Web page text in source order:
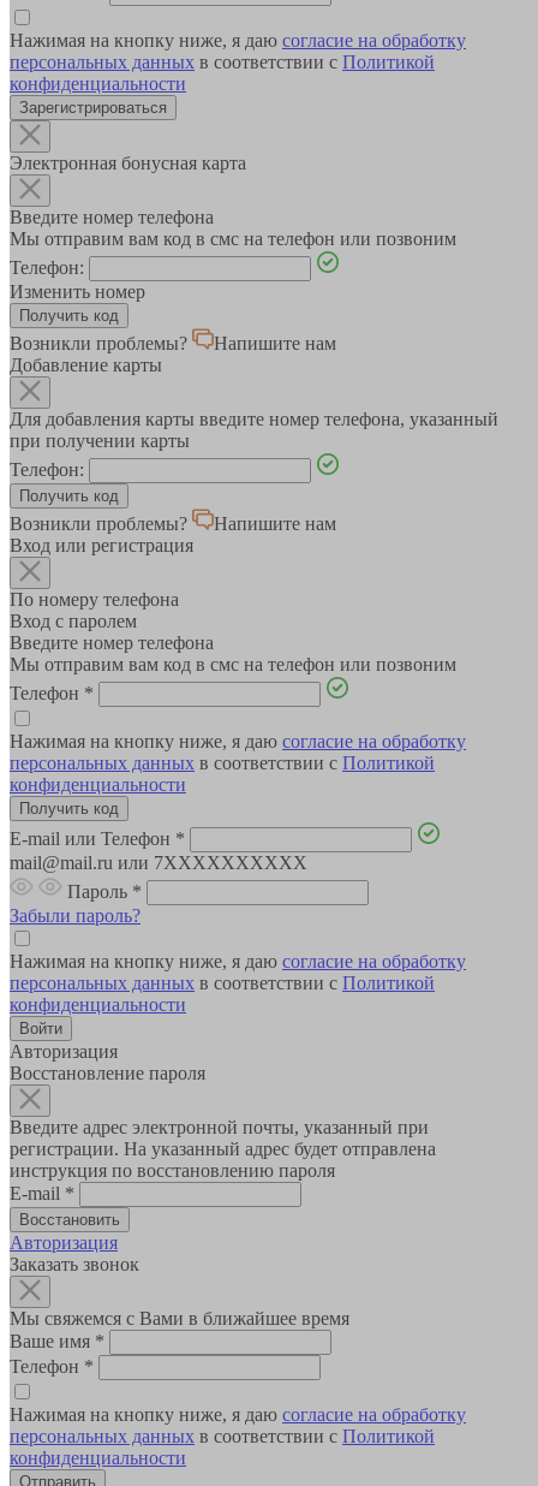
Нажимая на кнопку ниже, я даю согласие на обработку
персональных данных в соответствии с Политикой
конфиденциальности
Зарегистрироваться
Электронная бонусная карта
Введите номер телефона
Мы отправим вам код в смс на телефон или позвоним
Телефон:
Изменить номер
Возникли проблемы?
Напишите нам
Добавление карты
Для добавления карты введите номер телефона, указанный
при получении карты
Телефон:
Возникли проблемы?
Напишите нам
Вход или регистрация
По номеру телефона
Вход с паролем
Введите номер телефона
Мы отправим вам код в смс на телефон или позвоним
Телефон *
Нажимая на кнопку ниже, я даю согласие на обработку
персональных данных в соответствии с Политикой
конфиденциальности
E-mail или Телефон *
mail@mail.ru или 7XXXXXXXXXX
Пароль *
Забыли пароль?
Нажимая на кнопку ниже, я даю согласие на обработку
персональных данных в соответствии с Политикой
конфиденциальности
Авторизация
Восстановление пароля
Введите адрес электронной почты, указанный при
регистрации. На указанный адрес будет отправлена
инструкция по восстановлению пароля
E-mail *
Авторизация
Заказать звонок
Мы свяжемся с Вами в ближайшее время
Ваше имя *
Телефон *
Нажимая на кнопку ниже, я даю согласие на обработку
персональных данных в соответствии с Политикой
конфиденциальности